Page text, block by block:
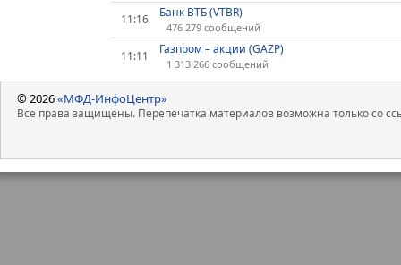
11:16 Банк ВТБ (VTBR)
476 279 сообщений
11:11 Газпром – акции (GAZP)
1 313 266 сообщений
© 2026«МФД-ИнфоЦентр»
Все права защищены. Перепечатка материалов возможна только со